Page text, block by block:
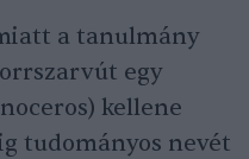
a tanulmány
egy
kellene
tudományos nevét